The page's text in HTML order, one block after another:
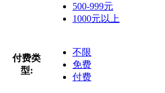
500-999元
1000元以上
付费类
型:
不限
免费
付费